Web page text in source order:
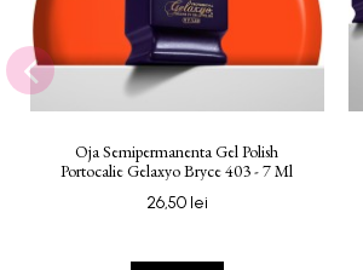
Oja Semipermanenta Gel Polish
Portocalie Gelaxyo Bryce 403 - 7 Ml
26,50 lei